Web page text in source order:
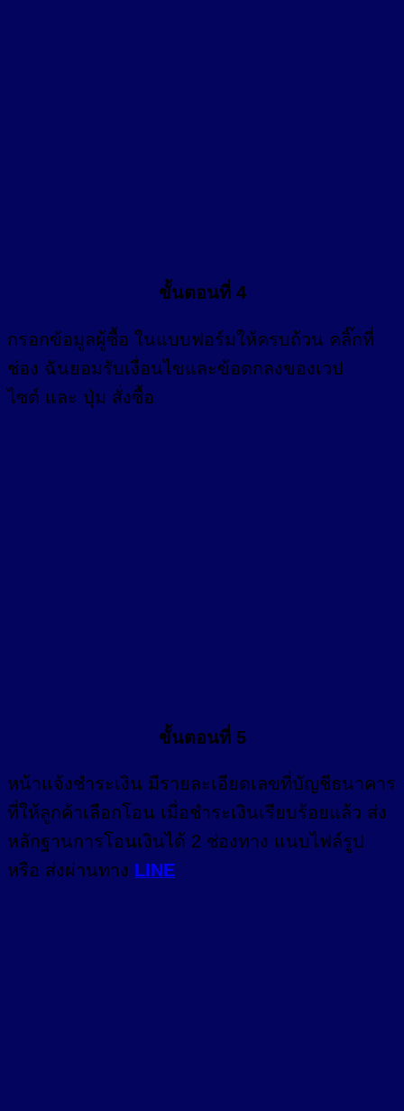
ขั้นตอนที่ 4
กรอกข้อมูลผู้ซื้อ ในแบบฟอร์มให้ครบถ้วน คลิ๊กที่
ช่อง ฉันยอมรับเงื่อนไขและข้อตกลงของเวป
ไซต์ และ ปุ่ม สั่งซื้อ
ขั้นตอนที่ 5
หน้าแจ้งชำระเงิน มีรายละเอียดเลขที่บัญชีธนาคาร
ที่ให้ลูกค้าเลือกโอน เมื่อชำระเงินเรียบร้อยแล้ว ส่ง
หลักฐานการโอนเงินได้ 2 ช่องทาง แนบไฟล์รูป
หรือ ส่งผ่านทาง LINE